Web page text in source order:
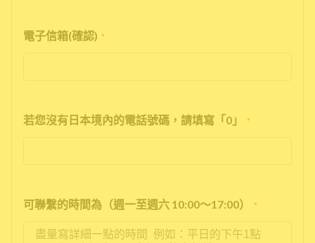
電子信箱(確認) *
若您沒有日本境內的電話號碼，請填寫「0」 *
可聯繫的時間為（週一至週六 10:00～17:00） *